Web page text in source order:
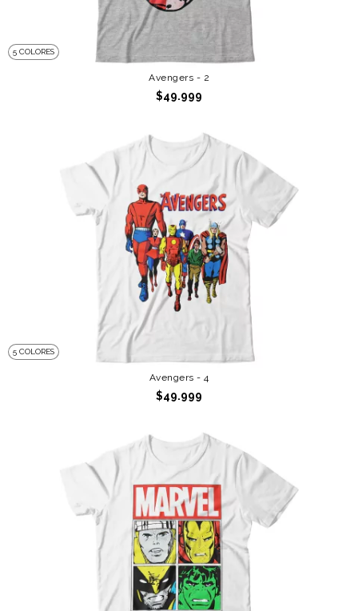
5 COLORES
Avengers - 2
$49.999
5 COLORES
Avengers - 4
$49.999